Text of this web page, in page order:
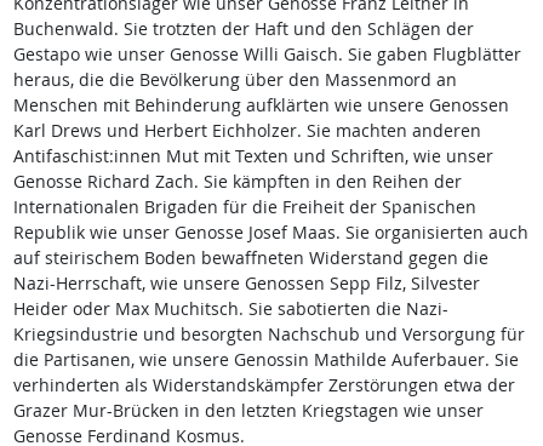
Buchenwald. Sie trotzten der Haft und den Schlägen der
Gestapo wie unser Genosse Willi Gaisch. Sie gaben Flugblätter
heraus, die die Bevölkerung über den Massenmord an
Menschen mit Behinderung aufklärten wie unsere Genossen
Karl Drews und Herbert Eichholzer. Sie machten anderen
Antifaschist:innen Mut mit Texten und Schriften, wie unser
Genosse Richard Zach. Sie kämpften in den Reihen der
Internationalen Brigaden für die Freiheit der Spanischen
Republik wie unser Genosse Josef Maas. Sie organisierten auch
auf steirischem Boden bewaffneten Widerstand gegen die
Nazi-Herrschaft, wie unsere Genossen Sepp Filz, Silvester
Heider oder Max Muchitsch. Sie sabotierten die Nazi-
Kriegsindustrie und besorgten Nachschub und Versorgung für
die Partisanen, wie unsere Genossin Mathilde Auferbauer. Sie
verhinderten als Widerstandskämpfer Zerstörungen etwa der
Grazer Mur-Brücken in den letzten Kriegstagen wie unser
Genosse Ferdinand Kosmus.